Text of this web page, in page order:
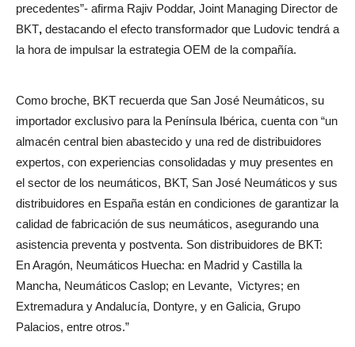
precedentes”- afirma Rajiv Poddar, Joint Managing Director de
BKT, destacando el efecto transformador que Ludovic tendrá a
la hora de impulsar la estrategia OEM de la compañía.
Como broche, BKT recuerda que San José Neumáticos, su
importador exclusivo para la Península Ibérica, cuenta con “un
almacén central bien abastecido y una red de distribuidores
expertos, con experiencias consolidadas y muy presentes en
el sector de los neumáticos, BKT, San José Neumáticos y sus
distribuidores en España están en condiciones de garantizar la
calidad de fabricación de sus neumáticos, asegurando una
asistencia preventa y postventa. Son distribuidores de BKT:
En Aragón, Neumáticos Huecha: en Madrid y Castilla la
Mancha, Neumáticos Caslop; en Levante, Victyres; en
Extremadura y Andalucía, Dontyre, y en Galicia, Grupo
Palacios, entre otros.”